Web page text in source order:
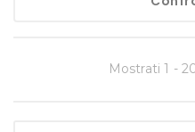
Mostrati 1 -